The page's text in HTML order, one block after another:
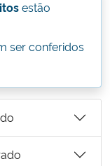
estão
ser conferidos